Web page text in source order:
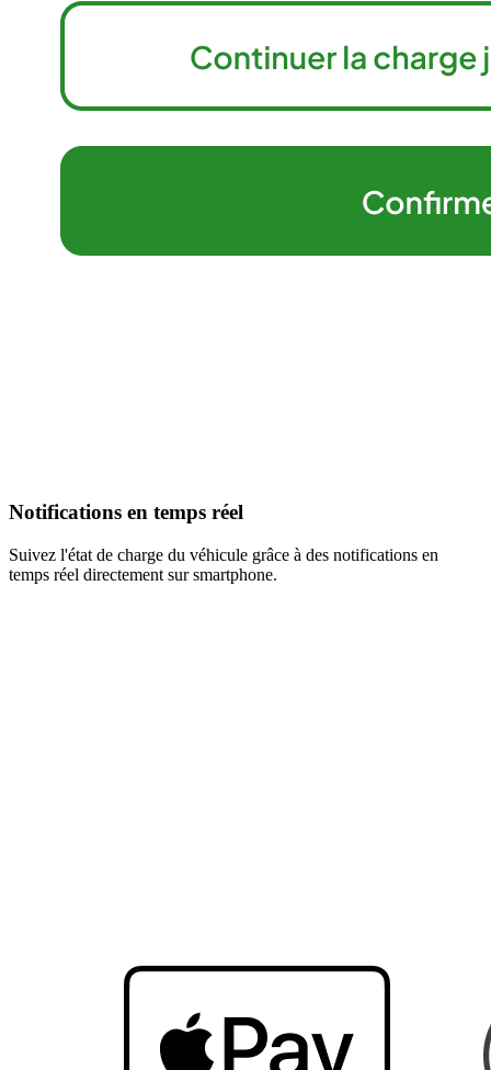
Notifications en temps réel
Suivez l'état de charge du véhicule grâce à des notifications en
temps réel directement sur smartphone.